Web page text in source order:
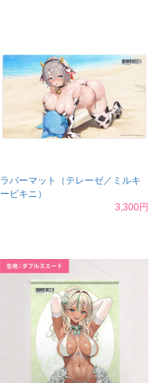
ラバーマット（テレーゼ／ミルキ
ービキニ）
3,300円